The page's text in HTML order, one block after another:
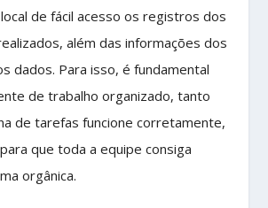
de fácil acesso os registros dos
além das informações dos
dados. Para isso, é fundamental
de trabalho organizado, tanto
de tarefas funcione corretamente,
que toda a equipe consiga
orgânica.